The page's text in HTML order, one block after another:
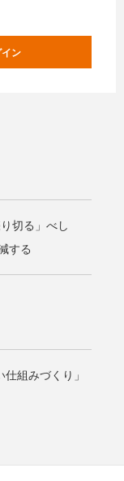
ン
切る」べし
する
組みづくり」